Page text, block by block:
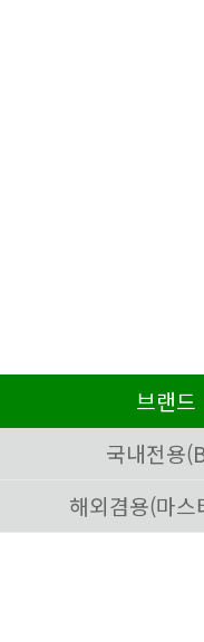
브랜드
국내전용
해외겸용(마스